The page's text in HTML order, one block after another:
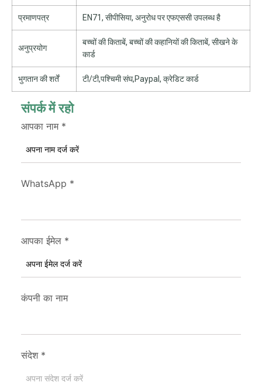
प्रमाणपत्र EN71, सीपीसिया, अनुरोध पर एफएससी उपलब्ध है
अनुप्रयोग
बच्चों की किताबें, बच्चों की कहानियों की किताबें, सीखने के
कार्ड
भुगतान की शर्तें टी/टी,पश्चिमी संघ,Paypal, क्रेडिट कार्ड
संपर्क में रहो
आपका नाम *
WhatsApp *
आपका ईमेल *
कंपनी का नाम
संदेश *